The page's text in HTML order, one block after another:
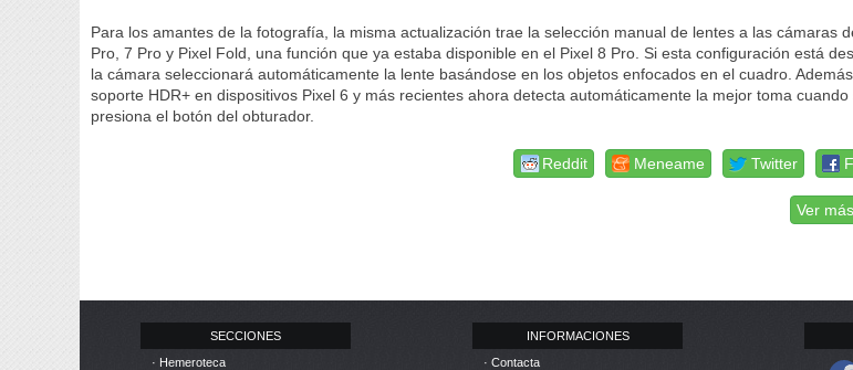
Para los amantes de la fotografía, la misma actualización trae la selección manual de lentes a las cámaras
Pro, 7 Pro y Pixel Fold, una función que ya estaba disponible en el Pixel 8 Pro. Si esta configuración está
la cámara seleccionará automáticamente la lente basándose en los objetos enfocados en el cuadro.
soporte HDR+ en dispositivos Pixel 6 y más recientes ahora detecta automáticamente la mejor toma cuando
presiona el botón del obturador.
Twitter
Meneame
Reddit
Ver
SECCIONES
· Hemeroteca
INFORMACIONES
· Contacta